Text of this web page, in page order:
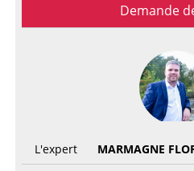
Demande
L'expert
MARMAGNE